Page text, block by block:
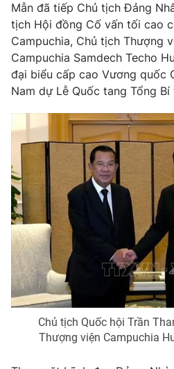
Phim VTV
Hậu trường
Nhân vật
Khán giả
Giải sao mai
Giải trí
Điện ảnh
Âm nhạc
Sao
Đời sống
Du lịch
Chất lượng cuộc sống
Tuyển sinh
Học trực tuyến
Công nghệ
Hitech Công nghệ tương lai
Sản phẩm
Thị trường
Tư vấn
Giao lưu trực tuyến
Lịch phát sóng
Chuyên mục khác
Emagazine
Photo
Mẫn đã tiếp Chủ tịch Đảng
tịch Hội đồng Cố vấn tối cao
Campuchia, Chủ tịch Thượng
Campuchia Samdech Techo
đại biểu cấp cao Vương quốc
Nam dự Lễ Quốc tang Tổng
Chủ tịch Quốc hội Trần
Thượng viện Campuchia